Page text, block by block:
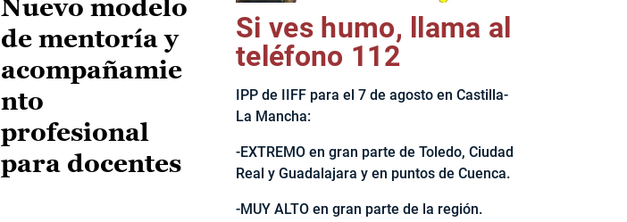
Nuevo modelo
de mentoría y
acompañamie
nto
profesional
para docentes
Si ves humo, llama al
teléfono 112
IPP de IIFF para el 7 de agosto en Castilla-
La Mancha:
-EXTREMO en gran parte de Toledo, Ciudad
Real y Guadalajara y en puntos de Cuenca.
-MUY ALTO en gran parte de la región.